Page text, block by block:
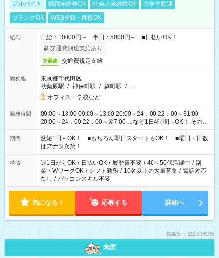
アルバイト 職種未経験OK 社会人未経験OK
大学生歓迎
ブランクOK
WEB登録・面接OK
給与
日給：10000円～ 半日：5000円～ ■日払いOK！
交通費別途支給あり
交通費 交通費規定支給
勤務地
東京都千代田区
秋葉原駅 / 神保町駅 / 麹町駅 / …
オフィス・学校など
勤務時間
09:00～18:00 09:00～13:00 20:00～24：00 22：00～31:00
20:00～24：00 22：00～翌7:00 …など1日4時間～OK！ その他
シフトもございます！ お気軽にご相談ください！
期間
激短1日～OK！ ■もちろん即日スタートもOK！ ■曜日・日数
はアナタ次第！
特徴 週1日からOK / 日払いOK / 履歴書不要 / 40～50代活躍中 / 副
業・WワークOK / シフト勤務 / 10名以上の大量募集 / 電話対応
なし / パソコンスキル不要
気になる！ 応募する 詳細へ
掲載日：2026.08.05
未読